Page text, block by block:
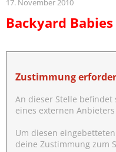
17. November 2010
Backyard Babies
Zustimmung
An dieser Stelle
eines externen
Um diesen
deine Zustimmung zum